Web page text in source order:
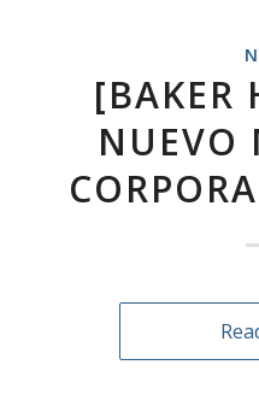
[BAKER
NUEVO